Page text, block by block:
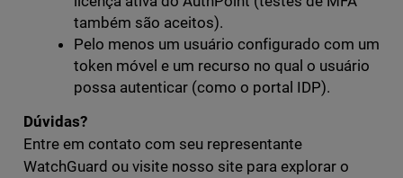
também são aceitos).
Pelo menos um usuário configurado com um
token móvel e um recurso no qual o usuário
possa autenticar (como o portal IDP).
Dúvidas?
Entre em contato com seu representante
WatchGuard ou visite nosso site para explorar o